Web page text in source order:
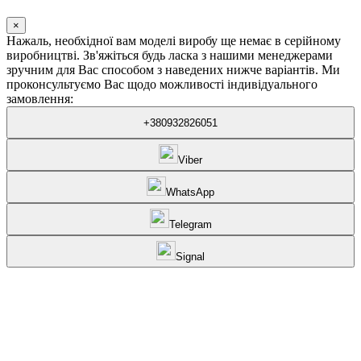
×
Нажаль, необхідної вам моделі виробу ще немає в серійному
виробництві. Зв'яжіться будь ласка з нашими менеджерами
зручним для Вас способом з наведених нижче варіантів. Ми
проконсультуємо Вас щодо можливості індивідуального
замовлення:
+380932826051
Viber
WhatsApp
Telegram
Signal